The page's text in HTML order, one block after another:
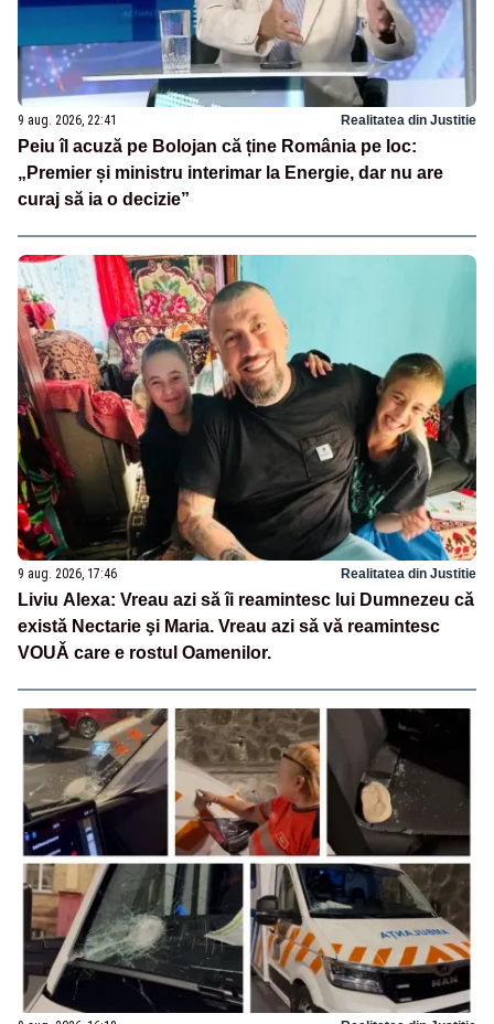
9 aug. 2026, 22:41 Realitatea din Justitie
Peiu îl acuză pe Bolojan că ține România pe loc:
„Premier și ministru interimar la Energie, dar nu are
curaj să ia o decizie”
9 aug. 2026, 17:46 Realitatea din Justitie
Liviu Alexa: Vreau azi sǎ îi reamintesc lui Dumnezeu cǎ
existǎ Nectarie şi Maria. Vreau azi sǎ vǎ reamintesc
VOUǍ care e rostul Oamenilor.